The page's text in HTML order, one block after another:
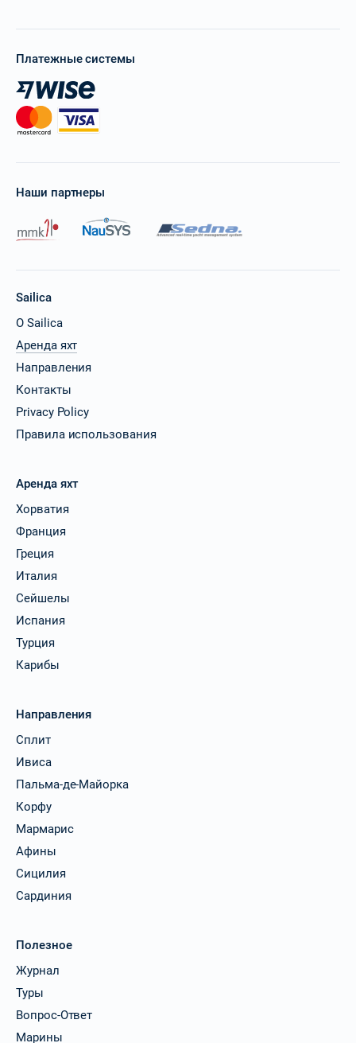
Платежные системы
Наши партнеры
Sailica
О Sailica
Аренда яхт
Направления
Контакты
Privacy Policy
Правила использования
Аренда яхт
Хорватия
Франция
Греция
Италия
Сейшелы
Испания
Турция
Карибы
Направления
Сплит
Ивиса
Пальма-де-Майорка
Корфу
Мармарис
Афины
Сицилия
Сардиния
Полезное
Журнал
Туры
Вопрос-Ответ
Марины